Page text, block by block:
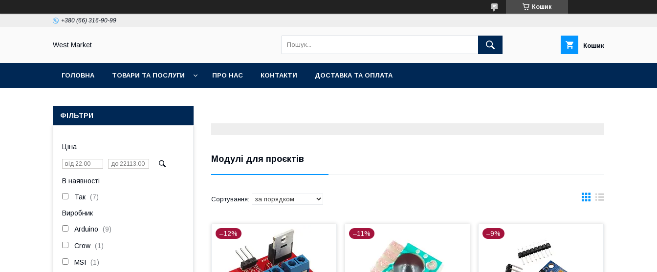
Кошик
+380 (66) 316-90-99
West Market Кошик
ГОЛОВНА ТОВАРИ ТА ПОСЛУГИ ПРО НАС КОНТАКТИ ДОСТАВКА ТА ОПЛАТА
Модулі для проєктів
–12% –11% –9%
ФІЛЬТРИ
Ціна
В наявності
Так 7
Виробник
Arduino 9
Crow 1
MSI 1